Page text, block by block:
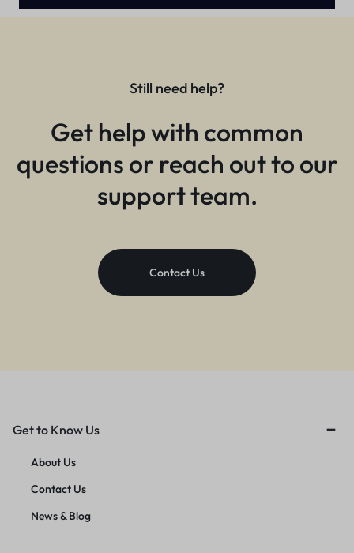
Still need help?
Get help with common
questions or reach out to our
support team.
Contact Us
Get to Know Us
About Us
Contact Us
News & Blog